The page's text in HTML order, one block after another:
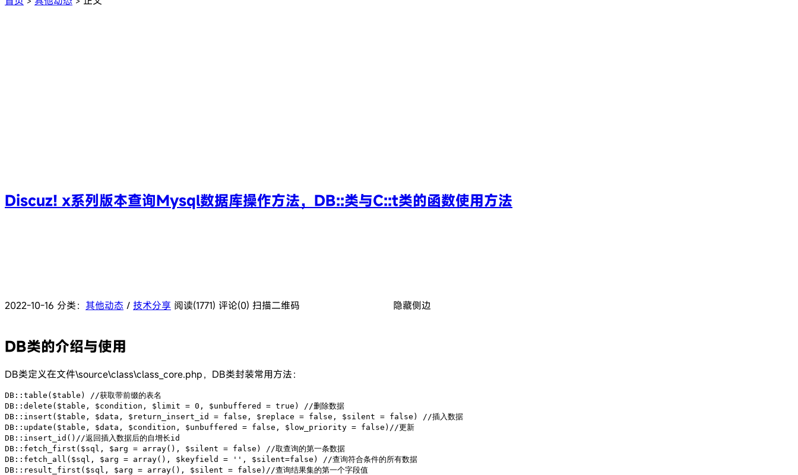
Discuz! x系列版本查询Mysql数据库操作方法，DB::类与C::t类的函数使用方法
2022-10-16 分类： 其他动态 / 技术分享 阅读(1771) 评论(0) 扫描二维码 隐藏侧边
DB类的介绍与使用
DB类定义在文件\source\class\class_core.php，DB类封装常用方法：
DB::table($table) //获取带前缀的表名
DB::delete($table, $condition, $limit = 0, $unbuffered = true) //删除数据
DB::insert($table, $data, $return_insert_id = false, $replace = false, $silent = false) //插入数据
DB::update($table, $data, $condition, $unbuffered = false, $low_priority = false)//更新
DB::insert_id()//返回插入数据后的自增长id
DB::fetch_first($sql, $arg = array(), $silent = false) //取查询的第一条数据
DB::fetch_all($sql, $arg = array(), $keyfield = '', $silent=false) //查询符合条件的所有数据
DB::result_first($sql, $arg = array(), $silent = false)//查询结果集的第一个字段值